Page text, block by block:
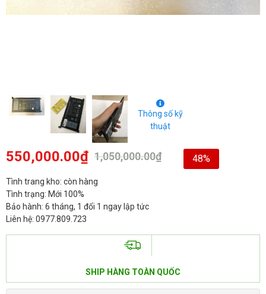
Thông số kỹ
thuật
1,050,000.00₫
550,000.00₫ 48%
Tình trang kho: còn hàng
Tình trạng: Mới 100%
Bảo hành: 6 tháng, 1 đổi 1 ngay lập tức
Liên hệ: 0977.809.723
SHIP HÀNG TOÀN QUỐC